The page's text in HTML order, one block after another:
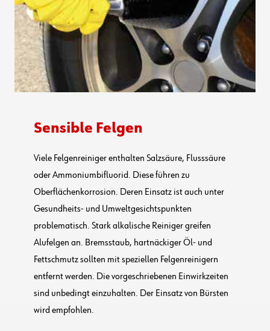
Sensible Felgen
Viele Felgenreiniger enthalten Salzsäure, Flusssäure
oder Ammoniumbifluorid. Diese führen zu
Oberflächenkorrosion. Deren Einsatz ist auch unter
Gesundheits- und Umweltgesichtspunkten
problematisch. Stark alkalische Reiniger greifen
Alufelgen an. Bremsstaub, hartnäckiger Öl- und
Fettschmutz sollten mit speziellen Felgenreinigern
entfernt werden. Die vorgeschriebenen Einwirkzeiten
sind unbedingt einzuhalten. Der Einsatz von Bürsten
wird empfohlen.